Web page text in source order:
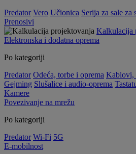
Predator Vero Učionica Serija za sale za
Prenosivi
Kalkulacija
Elektronska i dodatna oprema
Po kategoriji
Predator Odeća, torbe i oprema Kablovi,
Gejming Slušalice i audio-oprema
Kamere
Povezivanje na mrežu
Po kategoriji
Predator Wi-Fi 5G
E-mobilnost